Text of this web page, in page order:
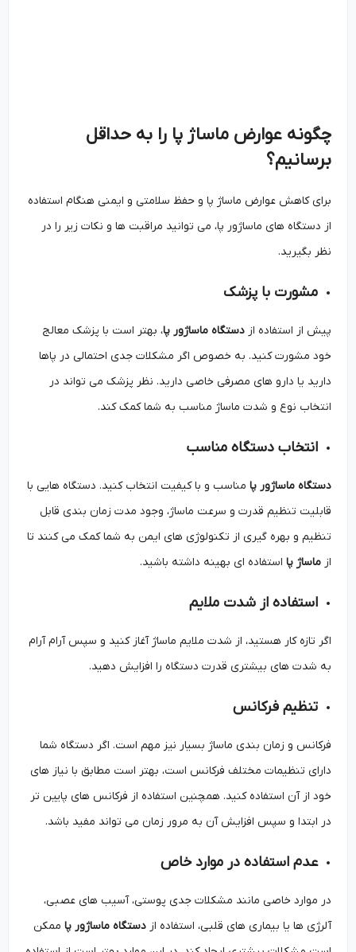
چگونه عوارض ماساژ پا را به حداقل
برسانیم؟
برای کاهش عوارض ماساژ پا و حفظ سلامتی و ایمنی هنگام استفاده
از دستگاه ‌های ماساژور پا، می ‌توانید مراقبت ‌ها و نکات زیر را در
نظر بگیرید.
مشورت با پزشک
پیش از استفاده ازدستگاه ماساژور پا، بهتر است با پزشک معالج
خود مشورت کنید. به خصوص اگر مشکلات جدی احتمالی در پاها
دارید یا دارو های مصرفی خاصی دارید. نظر پزشک می ‌تواند در
انتخاب نوع و شدت ماساژ مناسب به شما کمک کند.
انتخاب دستگاه مناسب
دستگاه ماساژور پامناسب و با کیفیت انتخاب کنید. دستگاه‌ هایی با
قابلیت تنظیم قدرت و سرعت ماساژ، وجود مدت‌ زمان ‌بندی قابل
تنظیم و بهره‌ گیری از تکنولوژی ‌های ایمن به شما کمک می ‌کنند تا
ماساژ پااستفاده ای بهینه داشته باشید.
استفاده از شدت ملایم
اگر تازه کار هستید، از شدت ملایم ماساژ آغاز کنید و سپس آرام‌ آرام
به شدت‌ های بیشتری قدرت دستگاه را افزایش دهید.
تنظیم فرکانس
فرکانس و زمان ‌بندی ماساژ بسیار نیز مهم است. اگر دستگاه شما
دارای تنظیمات مختلف فرکانس است، بهتر است مطابق با نیاز های
خود از آن استفاده کنید. همچنین استفاده از فرکانس ‌های پایین ‌تر
در ابتدا و سپس افزایش آن به مرور زمان می‌ تواند مفید باشد.
عدم استفاده در موارد خاص
در موارد خاصی مانند مشکلات جدی پوستی، آسیب ‌های عصبی،
آلرژی ‌ها یا بیماری ‌های قلبی، استفاده ازدستگاه ماساژور پاممکن